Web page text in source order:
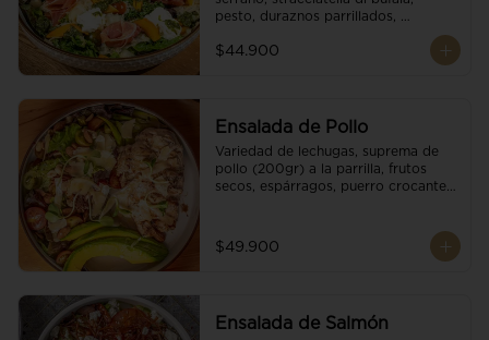
pesto, duraznos parrillados,
tomate cherry y vinagreta
$44.900
Ensalada de Pollo
Variedad de lechugas, suprema de
pollo (200gr) a la parrilla, frutos
secos, espárragos, puerro crocante,
balsámico.
$49.900
Ensalada de Salmón